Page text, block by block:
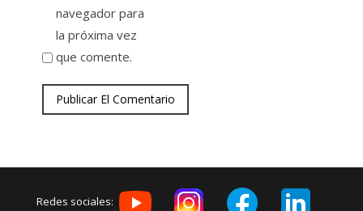
navegador para
la próxima vez
que comente.
Redes sociales: